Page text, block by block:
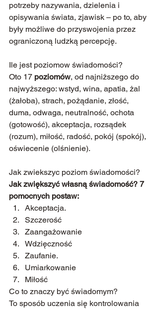
potrzeby nazywania, dzielenia i
opisywania świata, zjawisk – po to, aby
były możliwe do przyswojenia przez
ograniczoną ludzką percepcję.
Ile jest poziomow świadomości?
Oto 17 poziomów, od najniższego do
najwyższego: wstyd, wina, apatia, żal
(żałoba), strach, pożądanie, złość,
duma, odwaga, neutralność, ochota
(gotowość), akceptacja, rozsądek
(rozum), miłość, radość, pokój (spokój),
oświecenie (olśnienie).
Jak zwiekszyc poziom świadomości?
Jak zwiększyć własną świadomość? 7
pomocnych postaw:
Akceptacja.
Szczerość
Zaangażowanie
Wdzięczność
Zaufanie.
Umiarkowanie
Miłość
Co to znaczy być świadomym?
To sposób uczenia się kontrolowania